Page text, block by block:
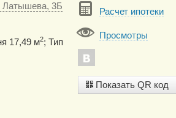
Латышева, 3Б
17,49 м2; Тип
Расчет ипотеки
Просмотры
Показать QR код